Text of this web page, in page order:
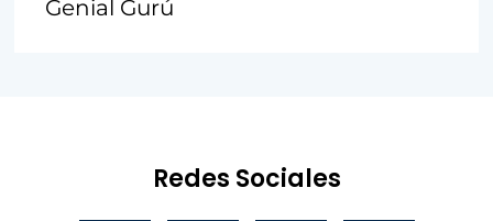
Genial Gurú
Redes Sociales